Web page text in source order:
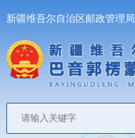
新疆维吾尔自治区邮政管理局